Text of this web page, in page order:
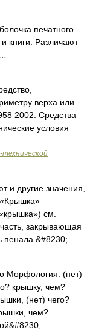
печатного
книги. Различают
верха или
2002: Средства
условия
и другие значения,
см.
закрывающая
пенала.&#8230; …
Морфология: (нет)
крышку, чем?
(нет) чего?
чем?
…